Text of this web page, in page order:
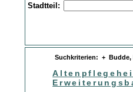
Stadtteil:
Suchkriterien: +